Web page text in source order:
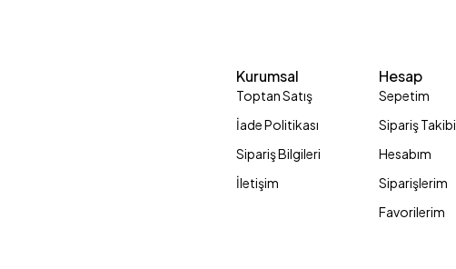
Kurumsal
Toptan Satış
İade Politikası
Sipariş Bilgileri
İletişim
Hesap
Sepetim
Sipariş Takibi
Hesabım
Siparişlerim
Favorilerim